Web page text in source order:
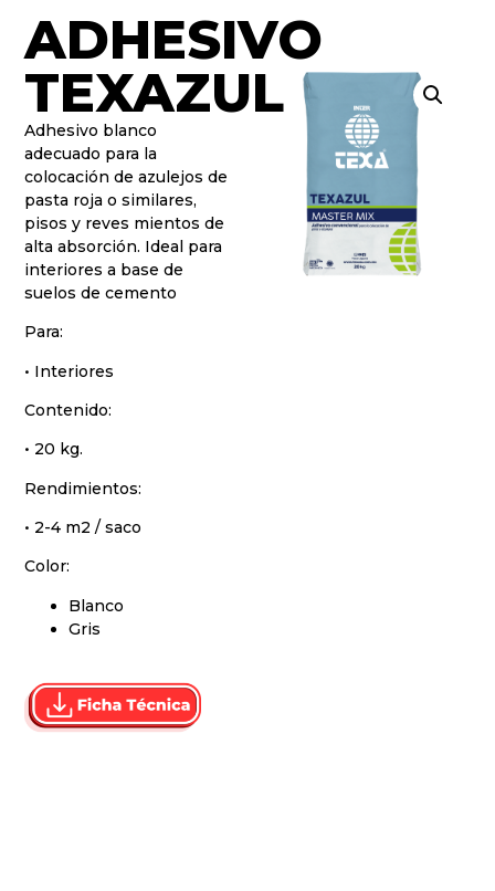
ADHESIVO
TEXAZUL
Adhesivo blanco
adecuado para la
colocación de azulejos de
pasta roja o similares,
pisos y reves mientos de
alta absorción. Ideal para
interiores a base de
suelos de cemento
Para:
• Interiores
Contenido:
• 20 kg.
Rendimientos:
• 2-4 m2 / saco
Color:
Blanco
Gris